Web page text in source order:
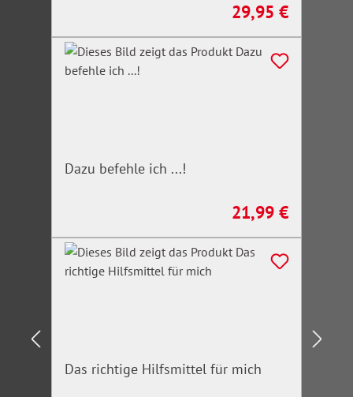
Regulärer Preis:
29,95 €
Dazu befehle ich ...!
Regulärer Preis:
21,99 €
Das richtige Hilfsmittel für mich